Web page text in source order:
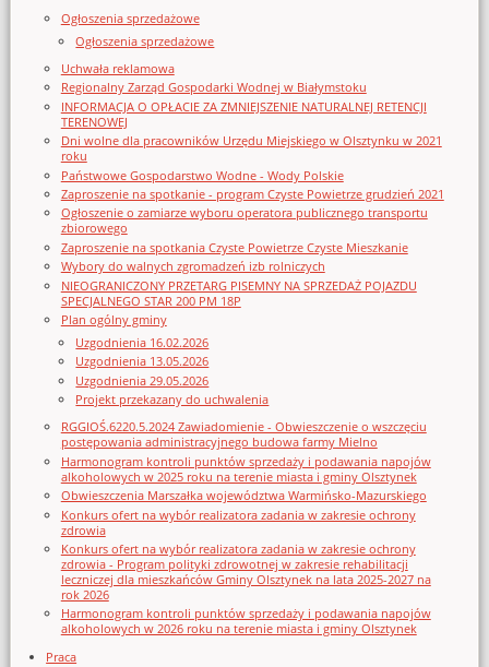
Ogłoszenia sprzedażowe
Ogłoszenia sprzedażowe
Uchwała reklamowa
Regionalny Zarząd Gospodarki Wodnej w Białymstoku
INFORMACJA O OPŁACIE ZA ZMNIEJSZENIE NATURALNEJ RETENCJI
TERENOWEJ
Dni wolne dla pracowników Urzędu Miejskiego w Olsztynku w 2021
roku
Państwowe Gospodarstwo Wodne - Wody Polskie
Zaproszenie na spotkanie - program Czyste Powietrze grudzień 2021
Ogłoszenie o zamiarze wyboru operatora publicznego transportu
zbiorowego
Zaproszenie na spotkania Czyste Powietrze Czyste Mieszkanie
Wybory do walnych zgromadzeń izb rolniczych
NIEOGRANICZONY PRZETARG PISEMNY NA SPRZEDAŻ POJAZDU
SPECJALNEGO STAR 200 PM 18P
Plan ogólny gminy
Uzgodnienia 16.02.2026
Uzgodnienia 13.05.2026
Uzgodnienia 29.05.2026
Projekt przekazany do uchwalenia
RGGIOŚ.6220.5.2024 Zawiadomienie - Obwieszczenie o wszczęciu
postępowania administracyjnego budowa farmy Mielno
Harmonogram kontroli punktów sprzedaży i podawania napojów
alkoholowych w 2025 roku na terenie miasta i gminy Olsztynek
Obwieszczenia Marszałka województwa Warmińsko-Mazurskiego
Konkurs ofert na wybór realizatora zadania w zakresie ochrony
zdrowia
Konkurs ofert na wybór realizatora zadania w zakresie ochrony
zdrowia - Program polityki zdrowotnej w zakresie rehabilitacji
leczniczej dla mieszkańców Gminy Olsztynek na lata 2025-2027 na
rok 2026
Harmonogram kontroli punktów sprzedaży i podawania napojów
alkoholowych w 2026 roku na terenie miasta i gminy Olsztynek
Praca